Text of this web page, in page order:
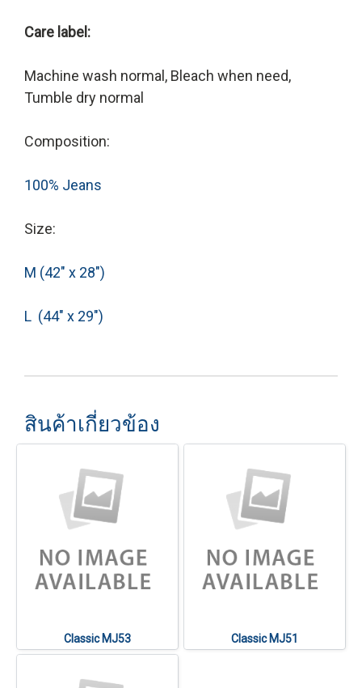
Care label:
Machine wash normal, Bleach when need,
Tumble dry normal
Composition:
100% Jeans
Size:
M (42" x 28")
L (44" x 29")
สินค้าเกี่ยวข้อง
Classic MJ53 Classic MJ51